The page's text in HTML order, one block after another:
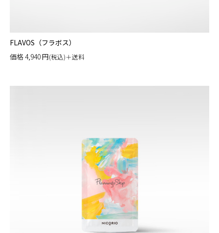
FLAVOS（フラボス）
価格4,940円(税込)＋送料